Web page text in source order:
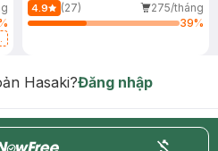
4.9 (27)
275/tháng
39%
Hasaki?Đăng nhập